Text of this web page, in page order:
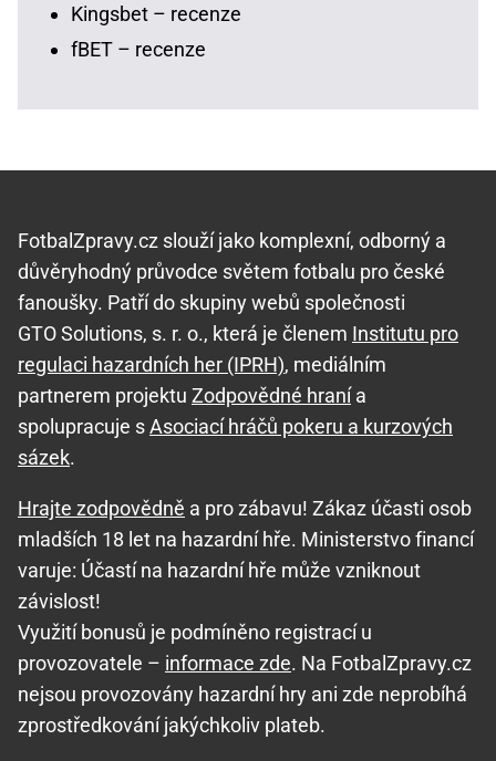
Kingsbet – recenze
fBET – recenze
FotbalZpravy.cz slouží jako komplexní, odborný a
důvěryhodný průvodce světem fotbalu pro české
fanoušky. Patří do skupiny webů společnosti
GTO Solutions, s. r. o., která je členem Institutu pro
regulaci hazardních her (IPRH), mediálním
partnerem projektu Zodpovědné hranía
spolupracuje sAsociací hráčů pokeru a kurzových
sázek.
Hrajte zodpovědně a pro zábavu! Zákaz účasti osob
mladších 18 let na hazardní hře. Ministerstvo financí
varuje: Účastí na hazardní hře může vzniknout
závislost!
Využití bonusů je podmíněno registrací u
provozovatele – informace zde. Na FotbalZpravy.cz
nejsou provozovány hazardní hry ani zde neprobíhá
zprostředkování jakýchkoliv plateb.